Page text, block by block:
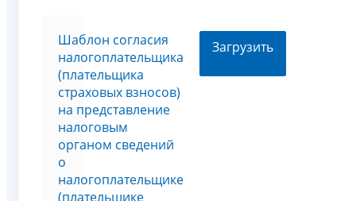
Шаблон согласия
налогоплательщика
(плательщика
страховых взносов)
на представление
налоговым
органом сведений
о
налогоплательщике
(плательщике
Загрузить